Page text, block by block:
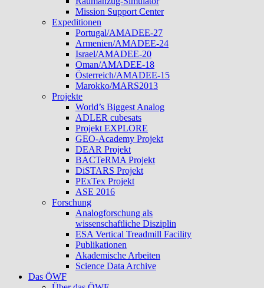
Mission Support Center
Expeditionen
Portugal/AMADEE-27
Armenien/AMADEE-24
Israel/AMADEE-20
Oman/AMADEE-18
Österreich/AMADEE-15
Marokko/MARS2013
Projekte
World’s Biggest Analog
ADLER cubesats
Projekt EXPLORE
GEO-Academy Projekt
DEAR Projekt
BACTeRMA Projekt
DiSTARS Projekt
PExTex Projekt
ASE 2016
Forschung
Analogforschung als
wissenschaftliche Disziplin
ESA Vertical Treadmill Facility
Publikationen
Akademische Arbeiten
Science Data Archive
Das ÖWF